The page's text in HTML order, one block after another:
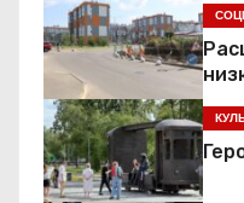
г
а
ц
и